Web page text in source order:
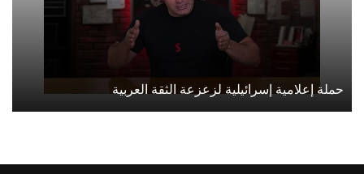
حملة إعلامية إسرائيلية لزعزعة الثقة العربية